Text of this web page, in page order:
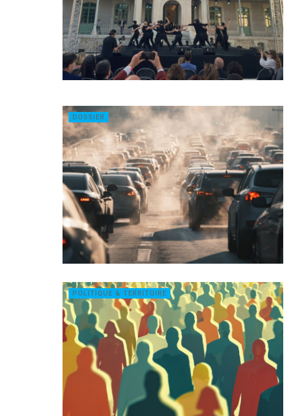
DOSSIER
POLITIQUE & TERRITOIRE